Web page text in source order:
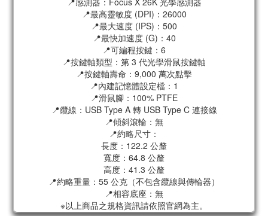
📍最高靈敏度 (DPI)：26000
📍最大速度 (IPS)：500
📍最快加速度 (G)：40
📍可編程按鍵：6
📍按鍵軸類型：第 3 代光學滑鼠按鍵軸
📍按鍵軸壽命：9,000 萬次點擊
📍內建記憶體設定檔：1
📍滑鼠腳：100% PTFE
📍纜線：USB Type A 轉 USB Type C 連接線
📍傾斜滾輪：無
📍約略尺寸：
長度：122.2 公釐
寬度：64.8 公釐
高度：41.3 公釐
📍約略重量：55 公克（不包含纜線與傳輪器）
📍相容底座：無
※以上商品之規格資訊請依照官網為主。